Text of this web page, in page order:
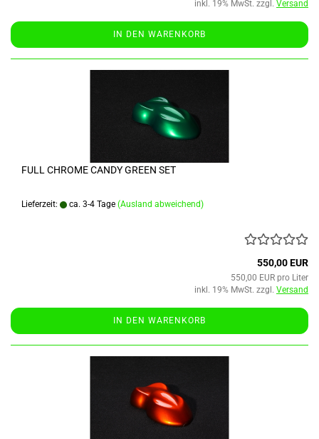
inkl. 19% MwSt. zzgl. Versand
IN DEN WARENKORB
FULL CHROME CANDY GREEN SET
Lieferzeit: ca. 3-4 Tage (Ausland abweichend)
550,00 EUR
550,00 EUR pro Liter
inkl. 19% MwSt. zzgl. Versand
IN DEN WARENKORB